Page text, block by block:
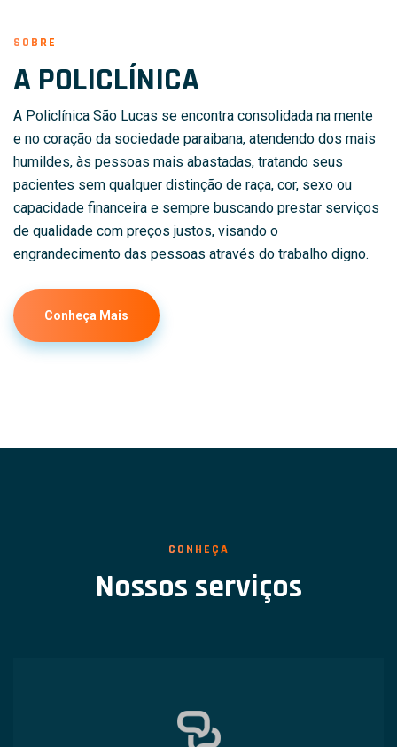
SOBRE
A POLICLÍNICA
A Policlínica São Lucas se encontra consolidada na mente
e no coração da sociedade paraibana, atendendo dos mais
humildes, às pessoas mais abastadas, tratando seus
pacientes sem qualquer distinção de raça, cor, sexo ou
capacidade financeira e sempre buscando prestar serviços
de qualidade com preços justos, visando o
engrandecimento das pessoas através do trabalho digno.
Conheça Mais
CONHEÇA
Nossos serviços